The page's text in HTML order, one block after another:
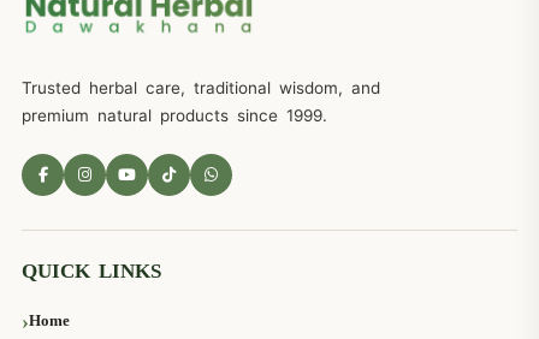
Trusted herbal care, traditional wisdom, and
premium natural products since 1999.
QUICK LINKS
Home